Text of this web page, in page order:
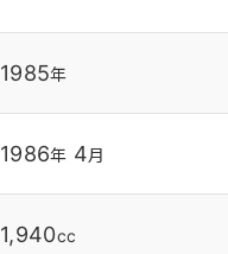
1985年
1986年 4月
1,940cc